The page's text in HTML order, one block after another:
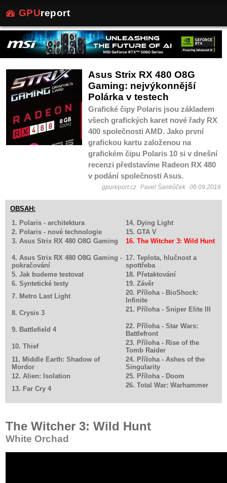
GPUreport
Asus Strix RX 480 O8G
Gaming: nejvýkonnější
Polárka v testech
Grafické čipy Polaris jsou základem
všech grafických karet nové řady RX
400 společnosti AMD. Jako první
grafickou kartu založenou na
grafickém čipu Polaris 10 si v dnešní
recenzi představíme Radeon RX 480
v podání společnosti Asus.
gpureport.cz Pavel Šantrůček 06.09.2016
OBSAH:
1. Polaris - architektura
14. Dying Light
2. Polaris - nové technologie
15. GTA V
3. Asus Strix RX 480 O8G Gaming
16. The Witcher 3: Wild Hunt
4. Asus Strix RX 480 O8G Gaming -
pokračování
17. Teplota, hlučnost a
spottřeba
5. Jak budeme testovat
18. Přetaktování
6. Syntetické testy
19. Závěr
7. Metro Last Light
20. Příloha - BioShock:
Infinite
8. Crysis 3
21. Příloha - Sniper Elite III
9. Battlefield 4
22. Příloha - Star Wars:
Battlefront
10. Thief
23. Příloha - Rise of the
Tomb Raider
11. Middle Earth: Shadow of
Mordor
24. Příloha - Ashes of the
Singularity
12. Alien: Isolation
25. Příloha - Doom
13. Far Cry 4
26. Total War: Warhammer
The Witcher 3: Wild Hunt
White Orchad